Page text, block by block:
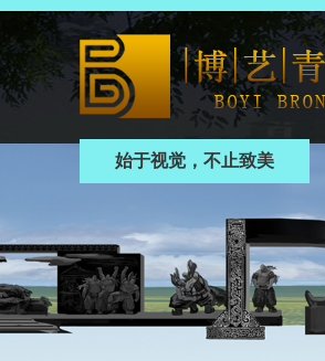
始于视觉，不止致美